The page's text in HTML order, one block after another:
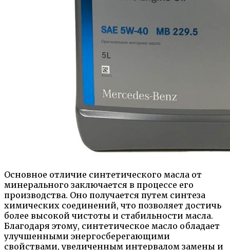
Основное отличие синтетического масла от
минерального заключается в процессе его
производства. Оно получается путем синтеза
химических соединений, что позволяет достичь
более высокой чистоты и стабильности масла.
Благодаря этому, синтетическое масло обладает
улучшенными энергосберегающими
свойствами, увеличенным интервалом замены и